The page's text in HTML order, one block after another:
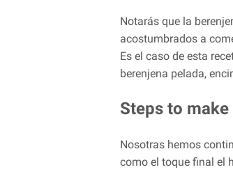
Notarás que la
acostumbrados a
Es el caso de esta
berenjena pelada,
Steps to
Nosotras hemos
como el toque final el